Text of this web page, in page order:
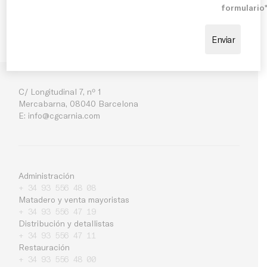
Empresa
C/ Longitudinal 7, nº 1
Mercabarna, 08040 Barcelona
E: info@cgcarnia.com
Administración
+ 34 93 556 48 08
Matadero y venta mayoristas
+ 34 93 556 47 19
Distribución y detallistas
+ 34 93 556 47 11
Restauración
+ 34 93 556 48 00
formulario*